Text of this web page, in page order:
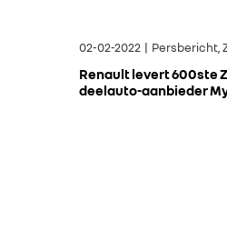
02-02-2022 | Persbericht,
Renault levert 600ste
deelauto-aanbieder